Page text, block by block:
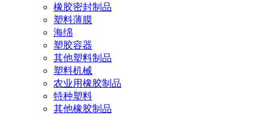
橡胶密封制品
塑料薄膜
海绵
塑胶容器
其他塑料制品
塑料机械
农业用橡胶制品
特种塑料
其他橡胶制品